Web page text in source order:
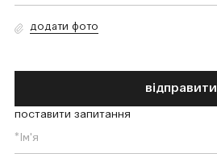
додати фото
відправити
поставити запитання